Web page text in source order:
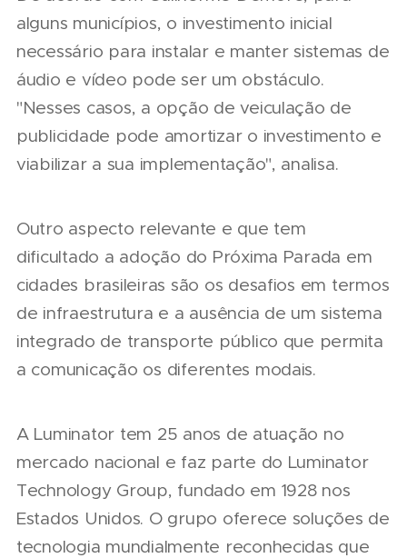
alguns municípios, o investimento inicial
necessário para instalar e manter sistemas de
áudio e vídeo pode ser um obstáculo.
"Nesses casos, a opção de veiculação de
publicidade pode amortizar o investimento e
viabilizar a sua implementação", analisa.
Outro aspecto relevante e que tem
dificultado a adoção do Próxima Parada em
cidades brasileiras são os desafios em termos
de infraestrutura e a ausência de um sistema
integrado de transporte público que permita
a comunicação os diferentes modais.
A Luminator tem 25 anos de atuação no
mercado nacional e faz parte do Luminator
Technology Group, fundado em 1928 nos
Estados Unidos. O grupo oferece soluções de
tecnologia mundialmente reconhecidas que